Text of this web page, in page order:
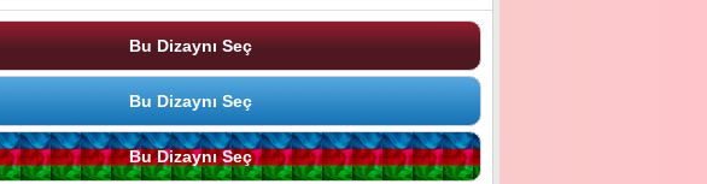
Bu Dizaynı Seç
Bu Dizaynı Seç
Bu Dizaynı Seç